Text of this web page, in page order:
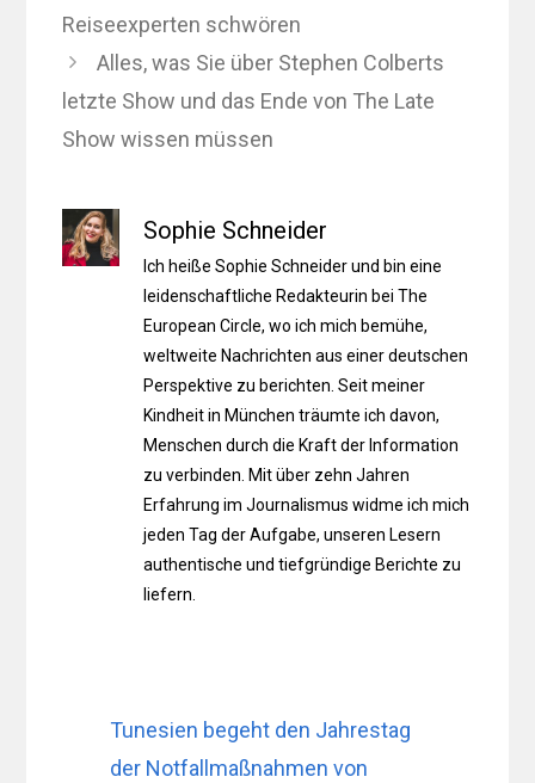
Reiseexperten schwören
Alles, was Sie über Stephen Colberts
letzte Show und das Ende von The Late
Show wissen müssen
Sophie Schneider
Ich heiße Sophie Schneider und bin eine
leidenschaftliche Redakteurin bei The
European Circle, wo ich mich bemühe,
weltweite Nachrichten aus einer deutschen
Perspektive zu berichten. Seit meiner
Kindheit in München träumte ich davon,
Menschen durch die Kraft der Information
zu verbinden. Mit über zehn Jahren
Erfahrung im Journalismus widme ich mich
jeden Tag der Aufgabe, unseren Lesern
authentische und tiefgründige Berichte zu
liefern.
Tunesien begeht den Jahrestag
der Notfallmaßnahmen von